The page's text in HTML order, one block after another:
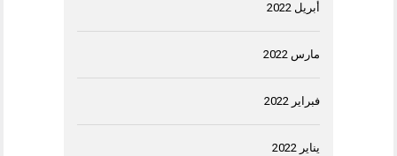
أبريل 2022
مارس 2022
فبراير 2022
يناير 2022